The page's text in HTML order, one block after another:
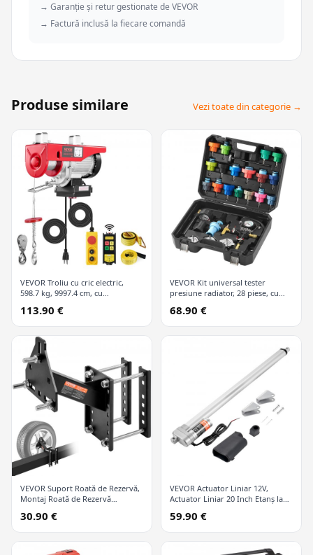
→ Garanție și retur gestionate de VEVOR
→ Factură inclusă la fiecare comandă
Produse similare Vezi toate din categorie →
VEVOR Troliu cu cric electric,
598.7 kg, 9997.4 cm, cu
cu fir
113.90 €
VEVOR Kit universal tester
presiune radiator, 28 piese, cu
codificate după culori, kit vid
refill pentru sisteme de răcire
68.90 €
VEVOR Suport Roată de Rezervă,
Montaj Roată de Rezervă
Accesorii Remorcă Utilitară se
Potrivește la Majoritatea Roților
cu 4 & 5 & 6 & 8 Găuri pe Găuri
de Șurub 10.2 cm, 10.8 cm, 11.4
30.90 €
VEVOR Actuator Liniar 12V,
Actuator Liniar 20 Inch Etanș la
Actuator Mișcare Liniară cu
Suport Montaj pentru Utilizare în
Aer Liber
59.90 €